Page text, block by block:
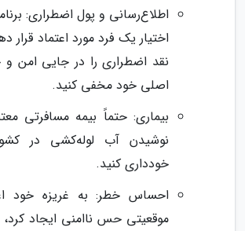
اطلاع‌رسانی و پول اضطراری:
اختیار یک فرد مورد اعتماد قرار
نقد اضطراری را در جایی امن
اصلی خود مخفی کنید.
بیماری: حتماً بیمه مسافرتی
نوشیدن آب لوله‌کشی در
خودداری کنید.
احساس خطر: به غریزه خود
موقعیتی حس ناامنی ایجاد کرد،